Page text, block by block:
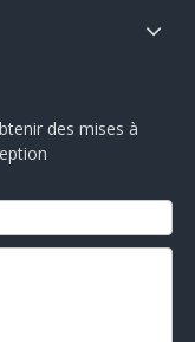
des mises à